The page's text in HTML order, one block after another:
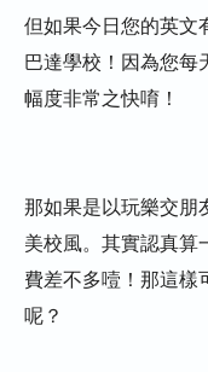
但如果今日您的英文
巴達學校！因為您每
幅度非常之快唷！
那如果是以玩樂交朋
美校風。其實認真算
費差不多噎！那這樣
呢？